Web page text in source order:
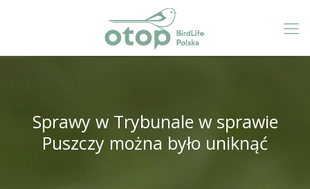
Sprawy w Trybunale w sprawie
Puszczy można było uniknąć